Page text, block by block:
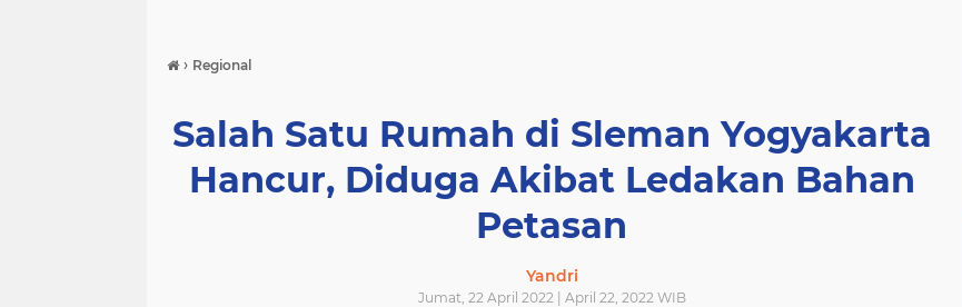
› Regional
Salah Satu Rumah di Sleman Yogyakarta
Hancur, Diduga Akibat Ledakan Bahan
Petasan
Yandri
Jumat, 22 April 2022 | April 22, 2022 WIB